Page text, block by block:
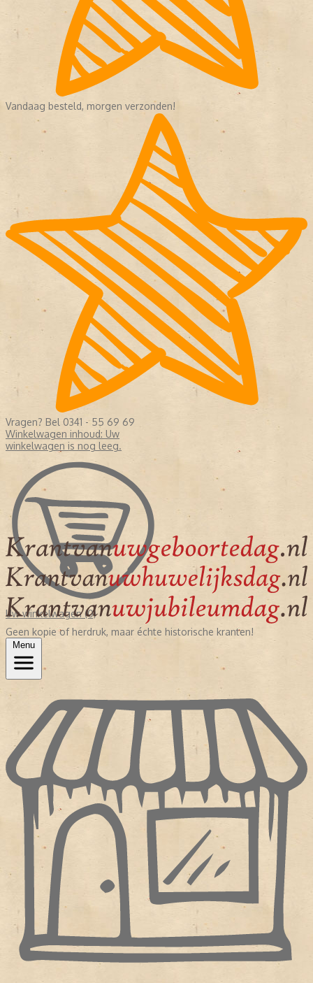
Vandaag besteld, morgen verzonden!
Vragen? Bel 0341 - 55 69 69
Winkelwagen inhoud: Uw
winkelwagen is nog leeg.
Uw winkelwagen (0)
Geen kopie of herdruk, maar échte historische kranten!
Menu